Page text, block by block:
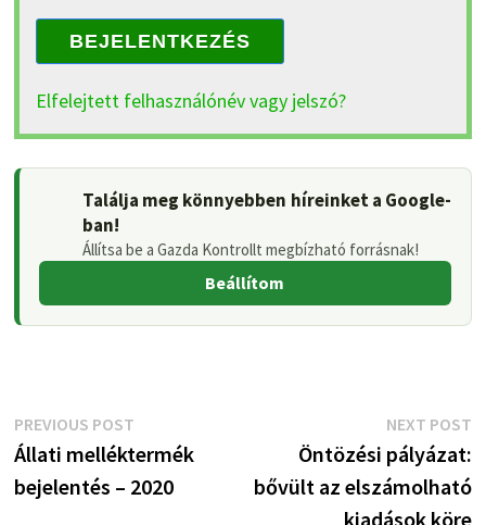
BEJELENTKEZÉS
Elfelejtett felhasználónév vagy jelszó?
Találja meg könnyebben híreinket a Google-
ban!
Állítsa be a Gazda Kontrollt megbízható forrásnak!
Beállítom
Bejegyzés
navigáció
PREVIOUS POSTPrevious
post:
Állati melléktermék
bejelentés – 2020
NEXT POST
Öntözési pályázat:
bővült az elszámolható
kiadások köre